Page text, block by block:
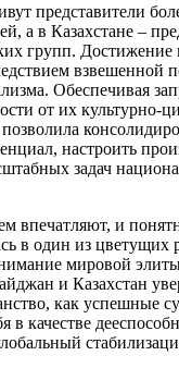
представители
а в Казахстане –
групп.
взвешенной
Обеспечивая
от их культурно-
настроить
задач
впечатляют, и
в один из цветущих
мировой
и Казахстан
как успешные
в качестве